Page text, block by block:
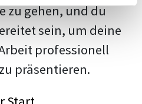
zu gehen, und du
sein, um deine
professionell
präsentieren.